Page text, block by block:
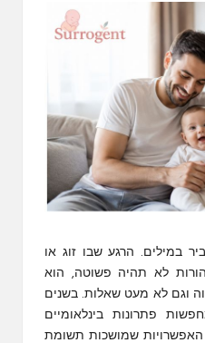
במילים. הרגע שבו זוג או
לא תהיה פשוטה, הוא
וגם לא מעט שאלות. בשנים
פתרונות בינלאומיים
שמושכות תשומת